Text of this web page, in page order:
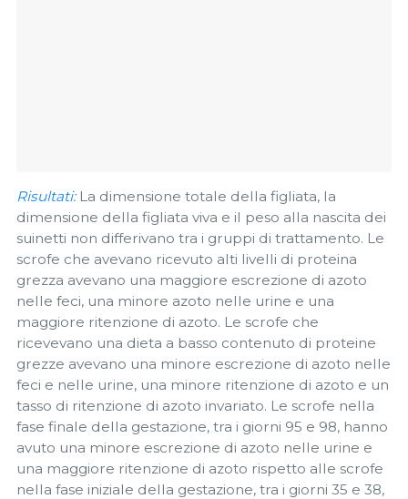
Risultati:La dimensione totale della figliata, la
dimensione della figliata viva e il peso alla nascita dei
suinetti non differivano tra i gruppi di trattamento. Le
scrofe che avevano ricevuto alti livelli di proteina
grezza avevano una maggiore escrezione di azoto
nelle feci, una minore azoto nelle urine e una
maggiore ritenzione di azoto. Le scrofe che
ricevevano una dieta a basso contenuto di proteine ​​
grezze avevano una minore escrezione di azoto nelle
feci e nelle urine, una minore ritenzione di azoto e un
tasso di ritenzione di azoto invariato. Le scrofe nella
fase finale della gestazione, tra i giorni 95 e 98, hanno
avuto una minore escrezione di azoto nelle urine e
una maggiore ritenzione di azoto rispetto alle scrofe
nella fase iniziale della gestazione, tra i giorni 35 e 38,